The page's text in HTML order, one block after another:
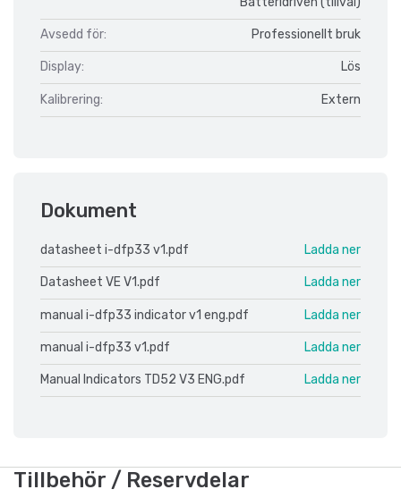
Avsedd för: Professionellt bruk
Display: Lös
Kalibrering: Extern
Dokument
datasheet i-dfp33 v1.pdf Ladda ner
Datasheet VE V1.pdf Ladda ner
manual i-dfp33 indicator v1 eng.pdf Ladda ner
manual i-dfp33 v1.pdf Ladda ner
Manual Indicators TD52 V3 ENG.pdf Ladda ner
Tillbehör / Reservdelar